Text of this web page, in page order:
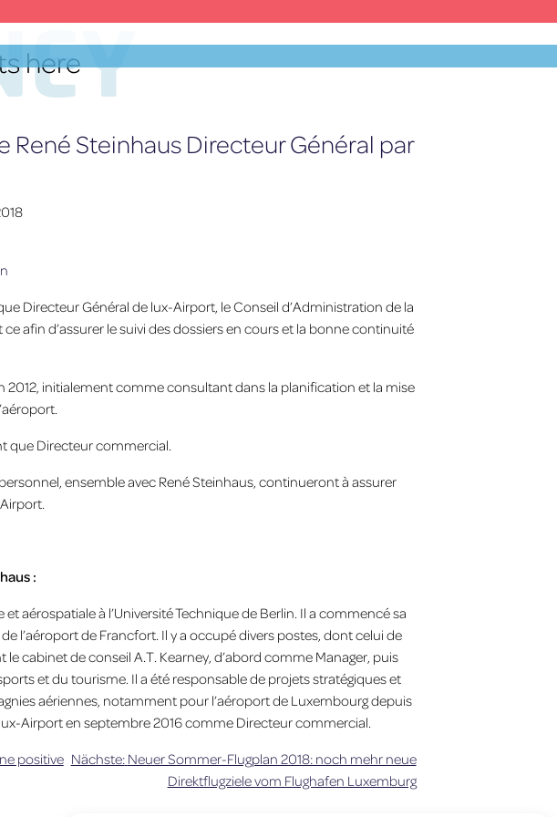
here
Steinhaus Directeur Général par
Directeur Général de lux-Airport, le Conseil d’Administration de la
afin d’assurer le suivi des dossiers en cours et la bonne continuité
initialement comme consultant dans la planification et la mise
que Directeur commercial.
ensemble avec René Steinhaus, continueront à assurer
:
aérospatiale à l’Université Technique de Berlin. Il a commencé sa
l’aéroport de Francfort. Il y a occupé divers postes, dont celui de
cabinet de conseil A.T. Kearney, d’abord comme Manager, puis
et du tourisme. Il a été responsable de projets stratégiques et
aériennes, notamment pour l’aéroport de Luxembourg depuis
Airport en septembre 2016 comme Directeur commercial.
positive Nächste: Neuer Sommer-Flugplan 2018: noch mehr neue
Direktflugziele vom Flughafen Luxemburg